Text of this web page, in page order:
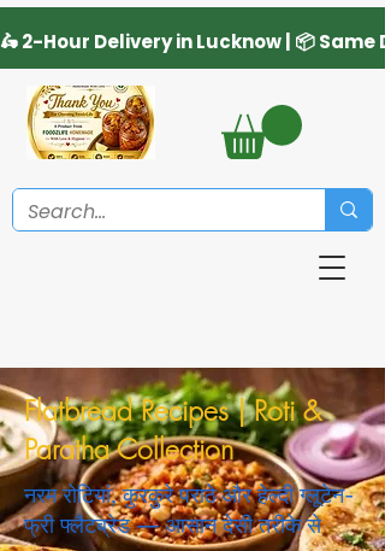
Flatbread Recipes | Roti &
Paratha Collection
नरम रोटियां, कुरकुरे पराठे और हेल्दी ग्लूटेन-
फ्री फ्लैटब्रेड — आसान देसी तरीके से